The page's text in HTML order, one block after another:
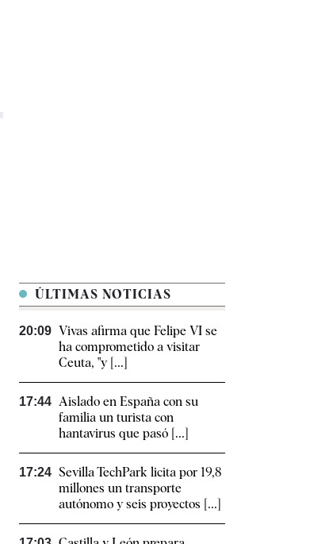
ÚLTIMAS NOTICIAS
20:09 Vivas afirma que Felipe VI se
ha comprometido a visitar
Ceuta, "y [...]
17:44 Aislado en España con su
familia un turista con
hantavirus que pasó [...]
17:24 Sevilla TechPark licita por 19,8
millones un transporte
autónomo y seis proyectos [...]